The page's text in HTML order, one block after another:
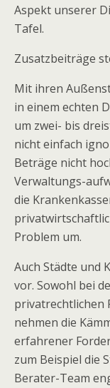
Aspekt unserer
Tafel.
Zusatzbeiträge
Mit ihren
in einem echten
um zwei- bis
nicht einfach
Beträge nicht
Verwaltungs-
die
Problem um.
Auch Städte und
vor. Sowohl bei
privatrechtlichen
nehmen die
erfahrener
zum Beispiel die
Berater-Team